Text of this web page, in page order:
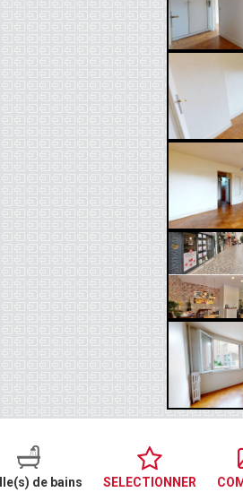
de bains SELECTIONNER